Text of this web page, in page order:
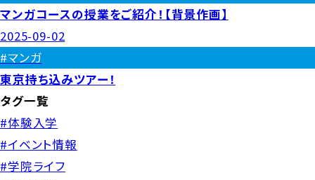
マンガコースの授業をご紹介！【背景作画】
2025-09-02
#マンガ
東京持ち込みツアー！
タグ一覧
#体験入学
#イベント情報
#学院ライフ